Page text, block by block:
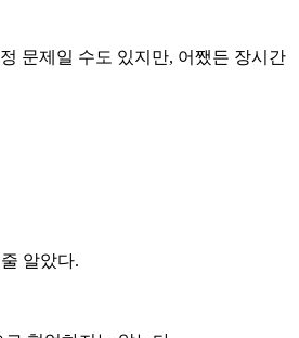
문제일 수도 있지만, 어쨌든 장시간
알았다.